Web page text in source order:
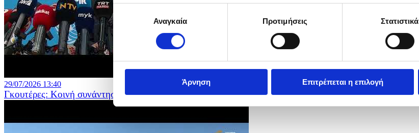
συγκατάθεσηςΑναγκαία Προτιμήσεις Στατιστικά
Άρνηση Επιτρέπεται η επιλογή
29/07/2026 13:40
Γκουτέρες: Κοινή συνάντηση με τους δύο ηγέτες στα γραφεία της Αποστολής Καλών Υπηρεσιών.